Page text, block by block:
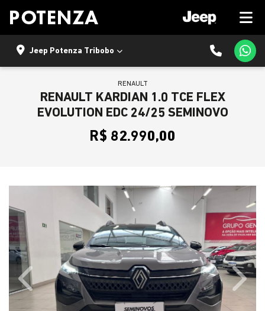
Jeep Potenza Tribobo
RENAULT
RENAULT KARDIAN 1.0 TCE FLEX
EVOLUTION EDC 24/25 SEMINOVO
R$ 82.990,00
Previous Next